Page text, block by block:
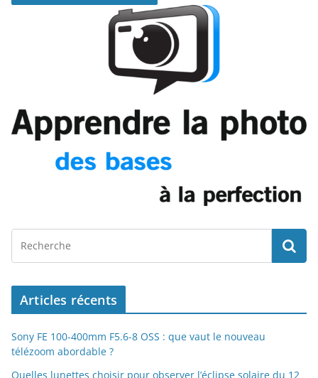
Articles récents
Sony FE 100-400mm F5.6-8 OSS : que vaut le nouveau
télézoom abordable ?
Quelles lunettes choisir pour observer l’éclipse solaire du 12